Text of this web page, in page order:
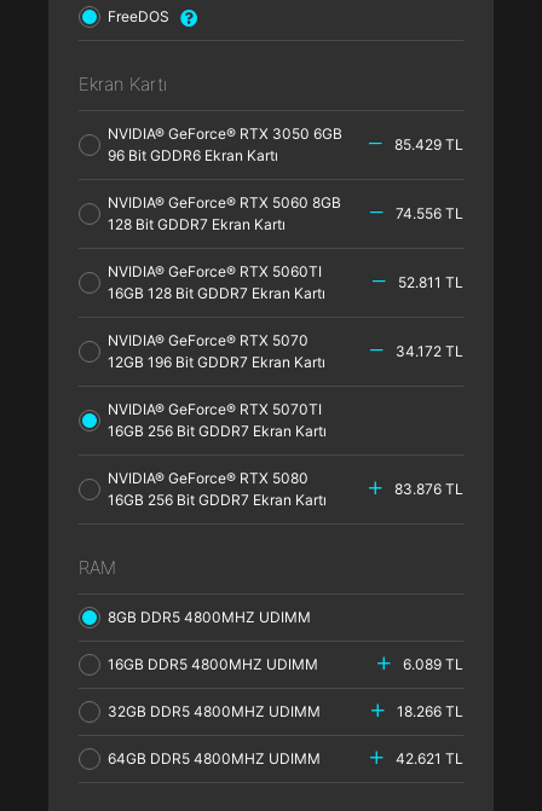
FreeDOS
Ekran Kartı
NVIDIA® GeForce® RTX 3050 6GB
96 Bit GDDR6 Ekran Kartı
85.429 TL
NVIDIA® GeForce® RTX 5060 8GB
128 Bit GDDR7 Ekran Kartı
74.556 TL
NVIDIA® GeForce® RTX 5060TI
16GB 128 Bit GDDR7 Ekran Kartı
52.811 TL
NVIDIA® GeForce® RTX 5070
12GB 196 Bit GDDR7 Ekran Kartı
34.172 TL
NVIDIA® GeForce® RTX 5070TI
16GB 256 Bit GDDR7 Ekran Kartı
NVIDIA® GeForce® RTX 5080
16GB 256 Bit GDDR7 Ekran Kartı
83.876 TL
RAM
8GB DDR5 4800MHZ UDIMM
16GB DDR5 4800MHZ UDIMM 6.089 TL
32GB DDR5 4800MHZ UDIMM 18.266 TL
64GB DDR5 4800MHZ UDIMM 42.621 TL